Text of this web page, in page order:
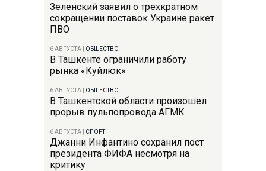
Зеленский заявил о трехкратном
сокращении поставок Украине ракет
ПВО
6 АВГУСТА ОБЩЕСТВО
В Ташкенте ограничили работу
рынка «Куйлюк»
6 АВГУСТА ОБЩЕСТВО
В Ташкентской области произошел
прорыв пульпопровода АГМК
6 АВГУСТА СПОРТ
Джанни Инфантино сохранил пост
президента ФИФА несмотря на
критику